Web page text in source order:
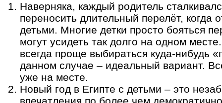
Наверняка, каждый родитель
переносить длительный перелёт, когда
детьми. Многие детки просто бояться
могут усидеть так долго на одном
всегда проще выбираться куда-нибудь
данном случае – идеальный вариант.
уже на месте.
Новый год в Египте с детьми – это